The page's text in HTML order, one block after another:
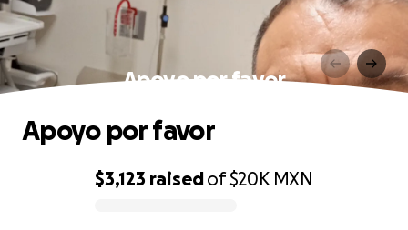
Apoyo por favor
$3,123 raisedof$20K MXN
Apoyo por favor